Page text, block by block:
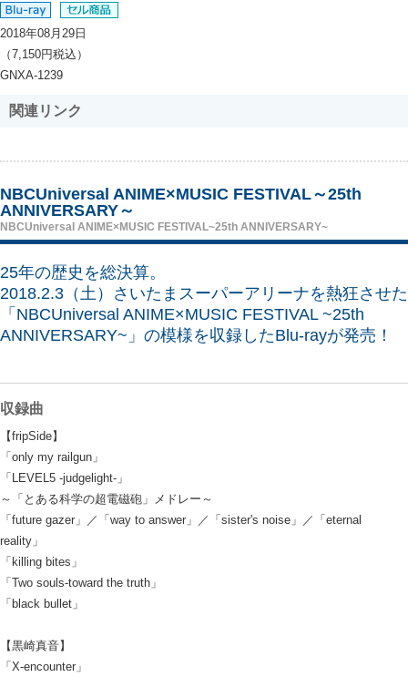
2018年08月29日
（7,150円税込）
GNXA-1239
関連リンク
NBCUniversal ANIME×MUSIC FESTIVAL～25th
ANNIVERSARY～
NBCUniversal ANIME×MUSIC FESTIVAL~25th ANNIVERSARY~
25年の歴史を総決算。
2018.2.3（土）さいたまスーパーアリーナを熱狂させた
「NBCUniversal ANIME×MUSIC FESTIVAL ~25th
ANNIVERSARY~」の模様を収録したBlu-rayが発売！
収録曲
【fripSide】
「only my railgun」
「LEVEL5 -judgelight-」
～「とある科学の超電磁砲」メドレー～
「future gazer」／「way to answer」／「sister's noise」／「eternal
reality」
「killing bites」
「Two souls-toward the truth」
「black bullet」
【黒崎真音】
「X-encounter」